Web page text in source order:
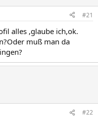
#21
alles ,glaube ich,ok.
muß man da
#22